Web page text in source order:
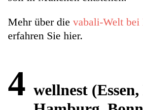
Mehr über die vabali-Welt bei
erfahren Sie hier.
4 wellnest